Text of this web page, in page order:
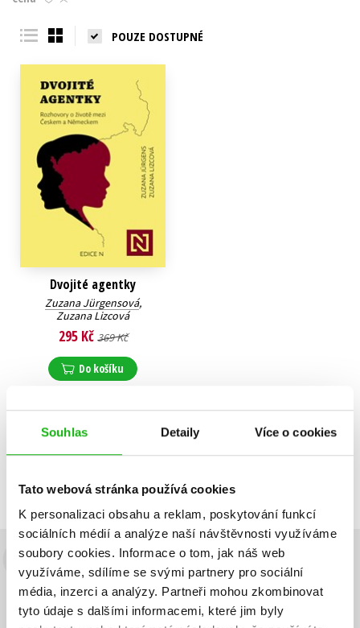
Souhlas Detaily Více o cookies
Tato webová stránka používá cookies
K personalizaci obsahu a reklam, poskytování funkcí
sociálních médií a analýze naší návštěvnosti využíváme
soubory cookies. Informace o tom, jak náš web
využíváme, sdílíme se svými partnery pro sociální
média, inzerci a analýzy. Partneři mohou zkombinovat
tyto údaje s dalšími informacemi, které jim byly
Young adult (SK)
POUZE DOSTUPNÉ
Dvojité agentky
Zuzana Jürgensová,
Zuzana Lizcová
295 Kč 369 Kč
Do košíku
Zobraz záznamů
Zobrazuji 1 až 1 z celkem 1 záznamů
Předchozí 1 Další
Budete to vědět jako první!
Zajímá Vás, jaký knižní hit právě vychází, na jaké zboží je výhodná
sleva, jaká běží soutěž o ceny? Přihlášením k odběru našich e-